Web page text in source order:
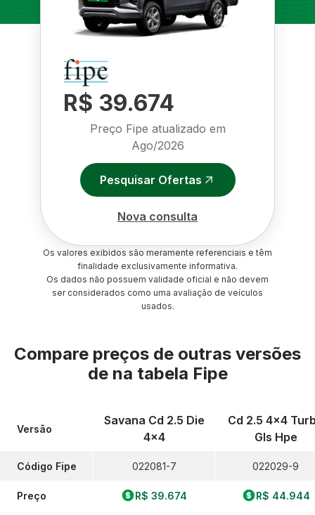
R$ 39.674
Preço Fipe atualizado em
Ago/2026
Pesquisar Ofertas
Nova consulta
Os valores exibidos são meramente referenciais e têm
finalidade exclusivamente informativa.
Os dados não possuem validade oficial e não devem
ser considerados como uma avaliação de veículos
usados.
Compare preços de outras versões
de na tabela Fipe
Versão
Código Fipe
Preço
Savana Cd 2.5 Die
4x4
022081-7
R$ 39.674
Cd 2.5 4x4
Gls Hpe
022029-9
R$ 44.944